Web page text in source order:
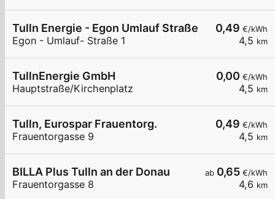
0,49 €/kWh
4,5 km
Tulln Energie - Egon Umlauf Straße
Egon - Umlauf- Straße 1
0,00 €/kWh
4,5 km
TullnEnergie GmbH
Hauptstraße/Kirchenplatz
0,49 €/kWh
4,5 km
Tulln, Eurospar Frauentorg.
Frauentorgasse 9
ab 0,65 €/kWh
4,6 km
BILLA Plus Tulln an der Donau
Frauentorgasse 8